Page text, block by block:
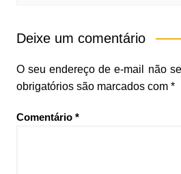
Deixe um comentário
O seu endereço de e-mail não
obrigatórios são marcados com *
Comentário *